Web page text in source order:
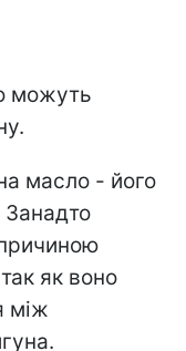
можуть
масло - його
Занадто
як воно
між